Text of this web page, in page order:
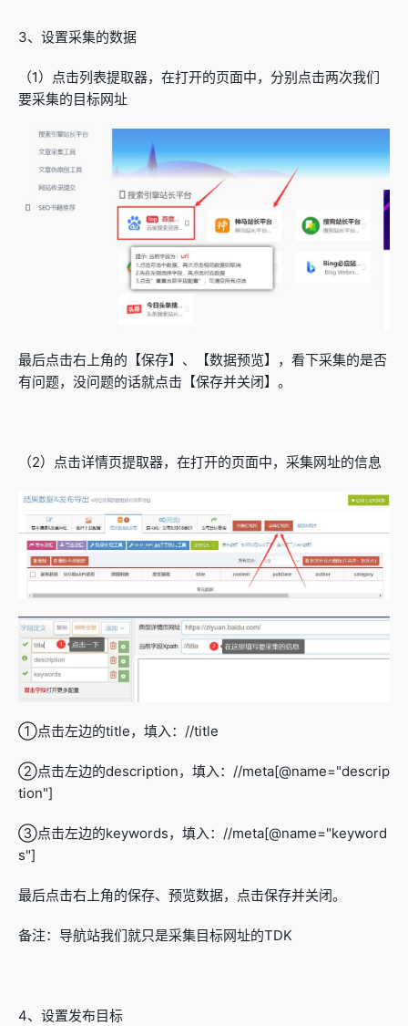
3、设置采集的数据
（1）点击列表提取器，在打开的页面中，分别点击两次我们
要采集的目标网址
最后点击右上角的【保存】、【数据预览】，看下采集的是否
有问题，没问题的话就点击【保存并关闭】。
（2）点击详情页提取器，在打开的页面中，采集网址的信息
①点击左边的title，填入：//title
②点击左边的description，填入：//meta[@name="descrip
tion"]
③点击左边的keywords，填入：//meta[@name="keyword
s"]
最后点击右上角的保存、预览数据，点击保存并关闭。
备注：导航站我们就只是采集目标网址的TDK
4、设置发布目标